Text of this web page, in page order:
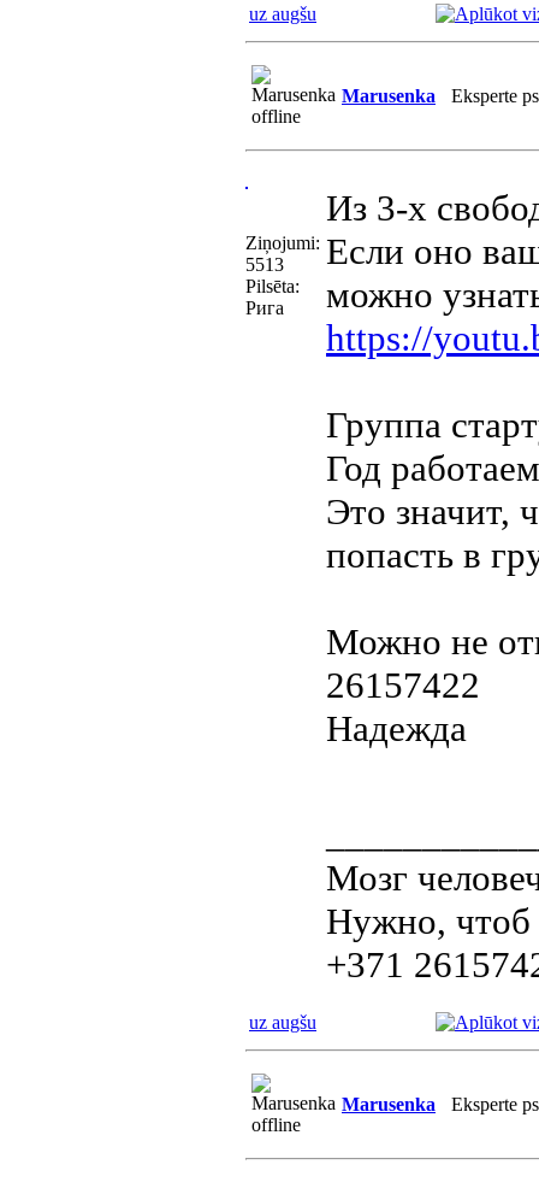
uz augšu
Marusenka Eksperte
Ziņojumi:
5513
Pilsēta:
Рига
Из 3-х
Если оно
можно
https://
Группа
Год
Это значит,
попасть в
Можно не
26157422
Надежда
Мозг
Нужно, чтоб
+371
uz augšu
Marusenka Eksperte